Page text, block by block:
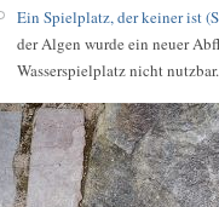
Ein Spielplatz, der keiner ist
der Algen wurde ein neuer
Wasserspielplatz nicht nutzbar.